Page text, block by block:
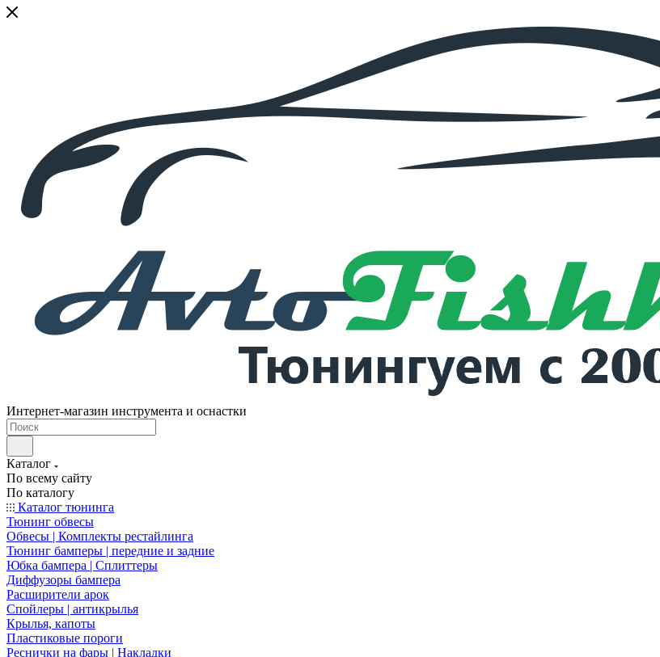
Интернет-магазин инструмента и оснастки
Каталог
По всему сайту
По каталогу
Каталог тюнинга
Тюнинг обвесы
Обвесы | Комплекты рестайлинга
Тюнинг бамперы | передние и задние
Юбка бампера | Сплиттеры
Диффузоры бампера
Расширители арок
Спойлеры | антикрылья
Крылья, капоты
Пластиковые пороги
Реснички на фары | Накладки